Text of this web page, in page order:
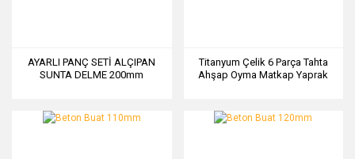
AYARLI PANÇ SETİ ALÇIPAN
SUNTA DELME 200mm
Titanyum Çelik 6 Parça Tahta
Ahşap Oyma Matkap Yaprak